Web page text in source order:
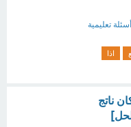
أسئلة تعليمية
اذا
ناتج